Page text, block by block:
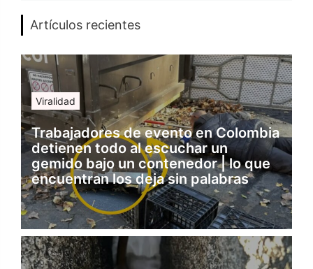
Artículos recientes
Viralidad
Trabajadores de evento en Colombia
detienen todo al escuchar un
gemido bajo un contenedor | lo que
encuentran los deja sin palabras